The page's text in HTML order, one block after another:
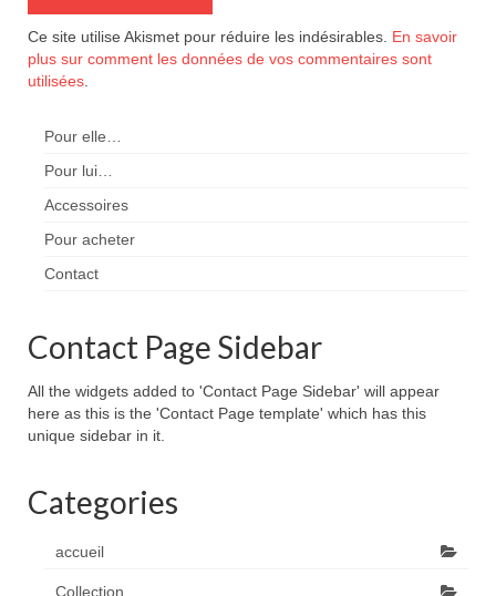
Ce site utilise Akismet pour réduire les indésirables. En savoir
plus sur comment les données de vos commentaires sont
utilisées
Pour elle…
Pour lui…
Accessoires
Pour acheter
Contact
Contact Page Sidebar
All the widgets added to 'Contact Page Sidebar' will appear
here as this is the 'Contact Page template' which has this
unique sidebar in it.
Categories
accueil
Collection